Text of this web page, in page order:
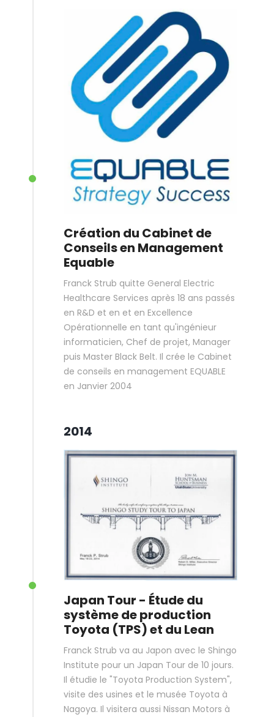
Création du Cabinet de
Conseils en Management
Equable
Franck Strub quitte General Electric
Healthcare Services après 18 ans passés
en R&D et en et en Excellence
Opérationnelle en tant qu'ingénieur
informaticien, Chef de projet, Manager
puis Master Black Belt. Il crée le Cabinet
de conseils en management EQUABLE
en Janvier 2004
2014
Japan Tour - Étude du
système de production
Toyota (TPS) et du Lean
Franck Strub va au Japon avec le Shingo
Institute pour un Japan Tour de 10 jours.
Il étudie le "Toyota Production System",
visite des usines et le musée Toyota à
Nagoya. Il visitera aussi Nissan Motors à